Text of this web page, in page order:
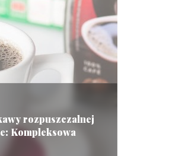
rozpuszczalnej
Kompleksowa